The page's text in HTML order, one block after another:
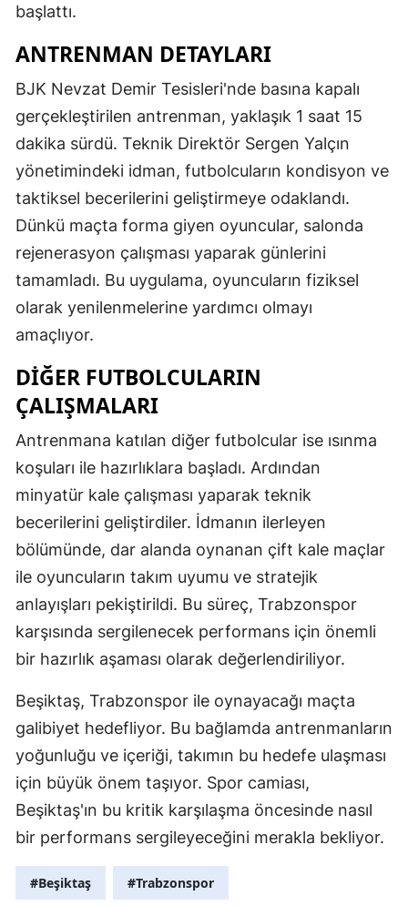
başlattı.
ANTRENMAN DETAYLARI
BJK Nevzat Demir Tesisleri'nde basına kapalı
gerçekleştirilen antrenman, yaklaşık 1 saat 15
dakika sürdü. Teknik Direktör Sergen Yalçın
yönetimindeki idman, futbolcuların kondisyon ve
taktiksel becerilerini geliştirmeye odaklandı.
Dünkü maçta forma giyen oyuncular, salonda
rejenerasyon çalışması yaparak günlerini
tamamladı. Bu uygulama, oyuncuların fiziksel
olarak yenilenmelerine yardımcı olmayı
amaçlıyor.
DIĞER FUTBOLCULARIN
ÇALIŞMALARI
Antrenmana katılan diğer futbolcular ise ısınma
koşuları ile hazırlıklara başladı. Ardından
minyatür kale çalışması yaparak teknik
becerilerini geliştirdiler. İdmanın ilerleyen
bölümünde, dar alanda oynanan çift kale maçlar
ile oyuncuların takım uyumu ve stratejik
anlayışları pekiştirildi. Bu süreç, Trabzonspor
karşısında sergilenecek performans için önemli
bir hazırlık aşaması olarak değerlendiriliyor.
Beşiktaş, Trabzonspor ile oynayacağı maçta
galibiyet hedefliyor. Bu bağlamda antrenmanların
yoğunluğu ve içeriği, takımın bu hedefe ulaşması
için büyük önem taşıyor. Spor camiası,
Beşiktaş'ın bu kritik karşılaşma öncesinde nasıl
bir performans sergileyeceğini merakla bekliyor.
#Beşiktaş #Trabzonspor